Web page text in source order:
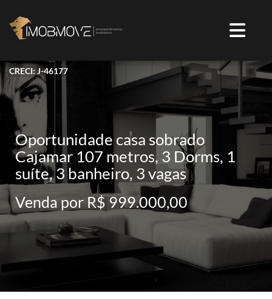
CRECI: J-46177
Oportunidade casa sobrado
Cajamar 107 metros, 3 Dorms, 1
suíte, 3 banheiro, 3 vagas
Venda por R$ 999.000,00